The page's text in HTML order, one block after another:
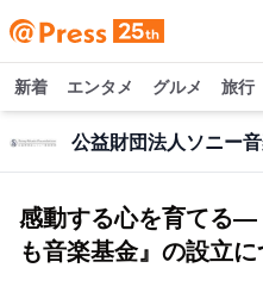
新着 エンタメ グルメ 旅行
公益財団法人ソニー
感動する心を育てる―
も音楽基金』の設立に